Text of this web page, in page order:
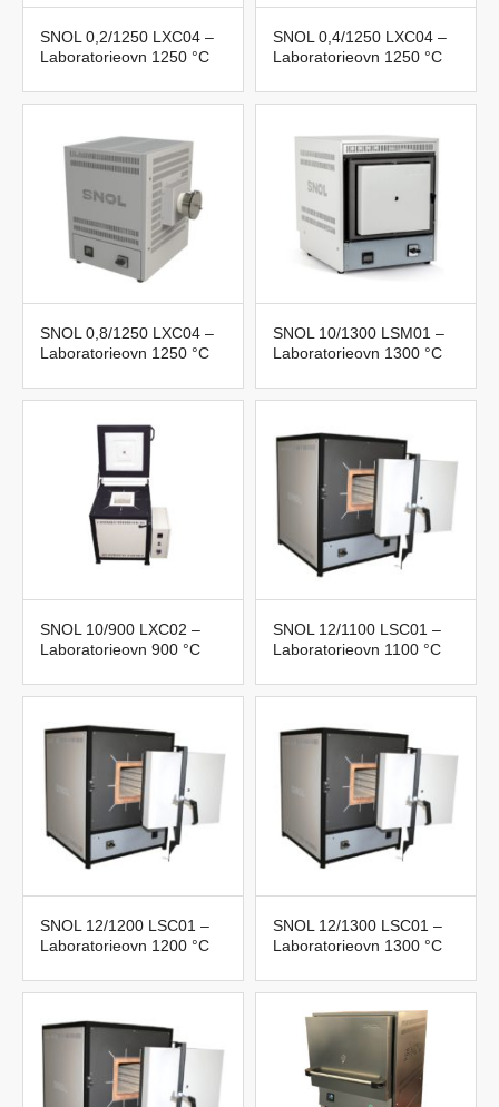
SNOL 0,2/1250 LXC04 –
Laboratorieovn 1250 °C
SNOL 0,4/1250 LXC04 –
Laboratorieovn 1250 °C
SNOL 0,8/1250 LXC04 –
Laboratorieovn 1250 °C
SNOL 10/1300 LSM01 –
Laboratorieovn 1300 °C
SNOL 10/900 LXC02 –
Laboratorieovn 900 °C
SNOL 12/1100 LSC01 –
Laboratorieovn 1100 °C
SNOL 12/1200 LSC01 –
Laboratorieovn 1200 °C
SNOL 12/1300 LSC01 –
Laboratorieovn 1300 °C